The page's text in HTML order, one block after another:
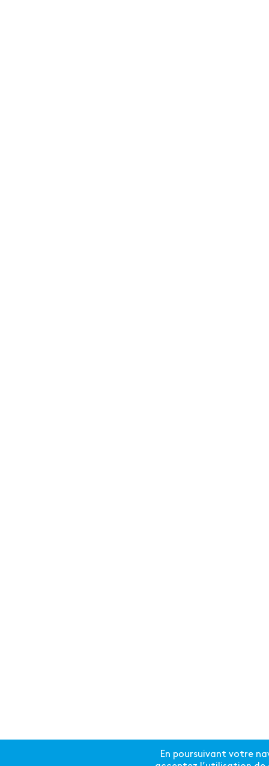
En poursuivant votre